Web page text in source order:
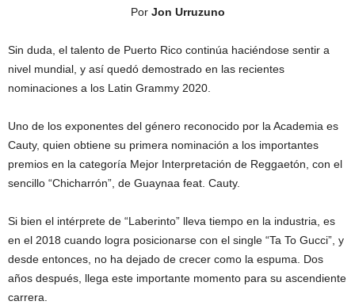
Por Jon Urruzuno
Sin duda, el talento de Puerto Rico continúa haciéndose sentir a
nivel mundial, y así quedó demostrado en las recientes
nominaciones a los Latin Grammy 2020.
Uno de los exponentes del género reconocido por la Academia es
Cauty, quien obtiene su primera nominación a los importantes
premios en la categoría Mejor Interpretación de Reggaetón, con el
sencillo “Chicharrón”, de Guaynaa feat. Cauty.
Si bien el intérprete de “Laberinto” lleva tiempo en la industria, es
en el 2018 cuando logra posicionarse con el single “Ta To Gucci”, y
desde entonces, no ha dejado de crecer como la espuma. Dos
años después, llega este importante momento para su ascendiente
carrera.